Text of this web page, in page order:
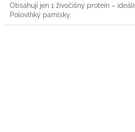
Obsahují jen 1 živočišný proteín –
Polovlhký pamlsky.